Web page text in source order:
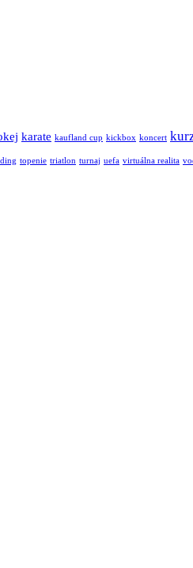
karate kaufland cup kickbox koncert
topenie triatlon turnaj uefa virtuálna realita